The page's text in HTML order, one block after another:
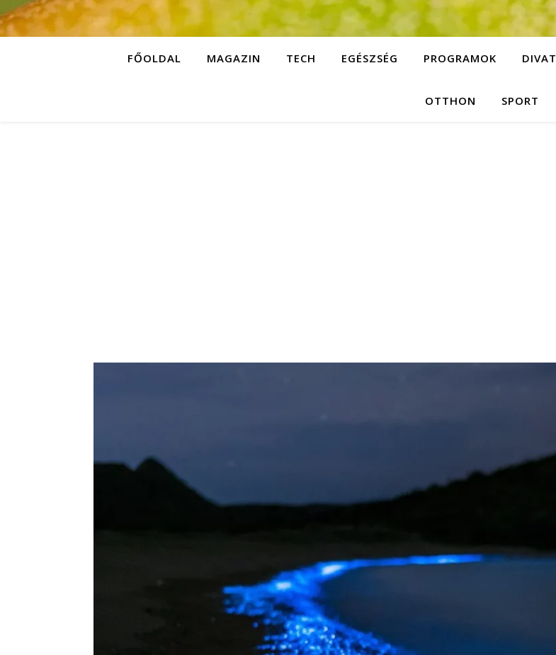
FŐOLDAL MAGAZIN TECH EGÉSZSÉG PROGRAMOK DIVAT
OTTHON SPORT